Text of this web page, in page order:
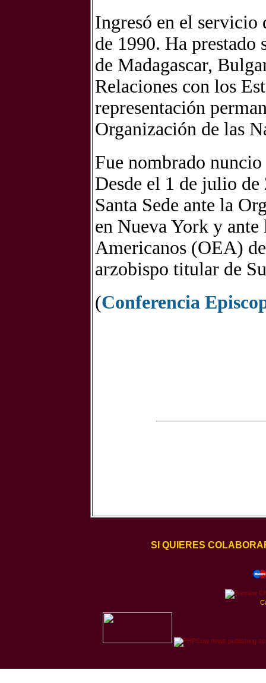
Ingresó en el servicio
de 1990. Ha prestado
de Madagascar,
Relaciones con los
representación
Organización de las
Fue nombrado
Desde el 1 de julio de
Santa Sede ante la
en Nueva York y ante
Americanos (OEA)
arzobispo titular de
(Conferencia
SI QUIERES